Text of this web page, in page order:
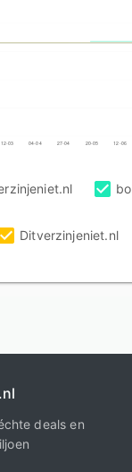
12-03 04-04 27-04 20-05 12-06
Ditverzinjeniet.nl
deals en